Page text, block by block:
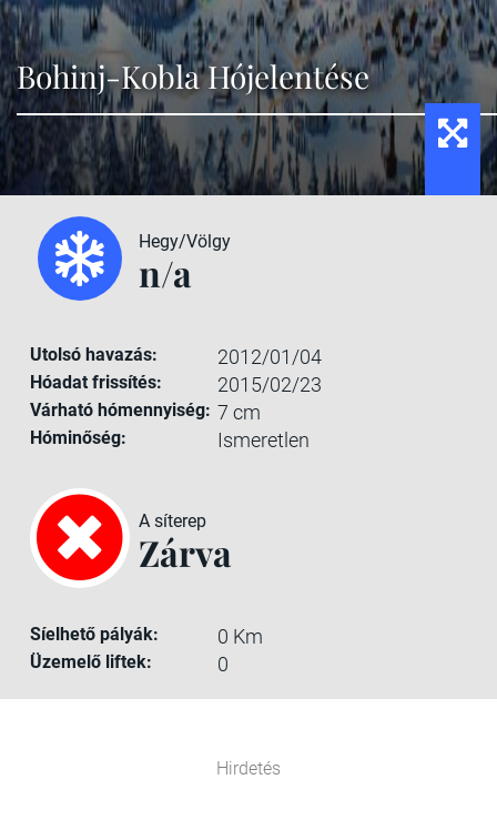
Bohinj-Kobla Hójelentése
Hegy/Völgy
n/a
Utolsó havazás: 2012/01/04
Hóadat frissítés: 2015/02/23
Várható hómennyiség: 7 cm
Hóminőség: Ismeretlen
A síterep
Zárva
Síelhető pályák: 0 Km
Üzemelő liftek: 0
Hirdetés